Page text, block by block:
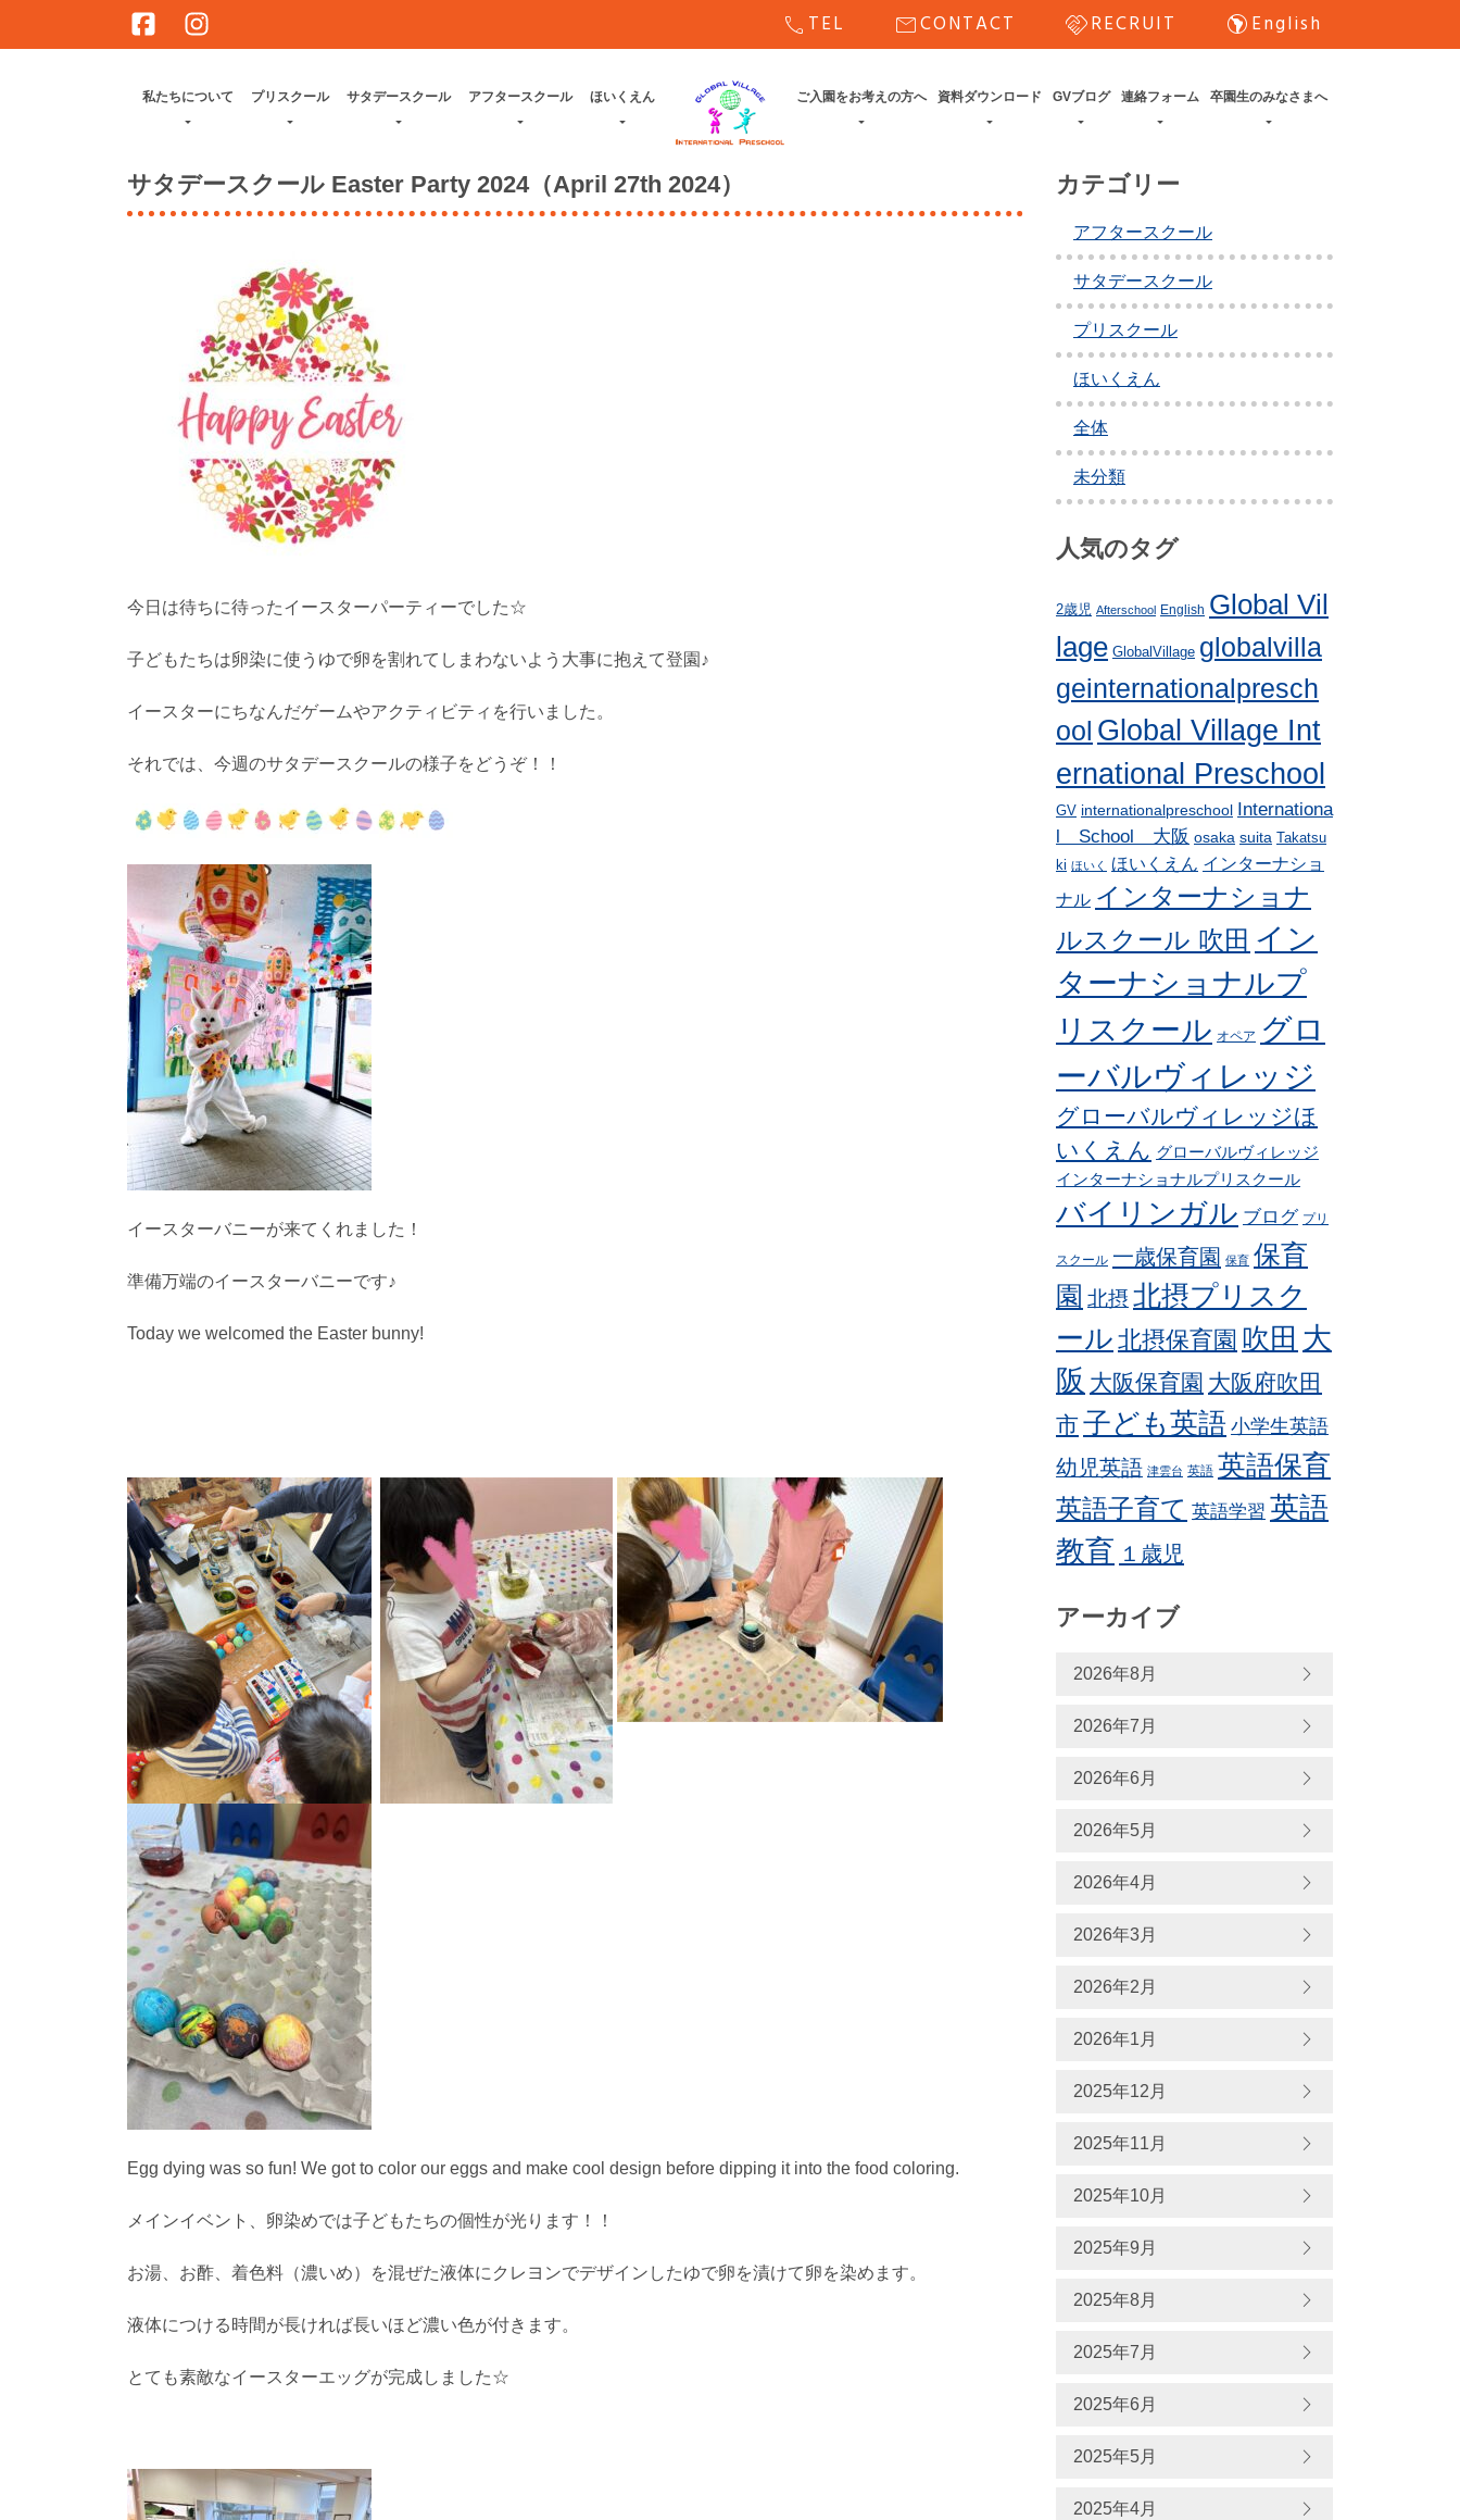
call TEL mailCONTACT handshakeRECRUIT south_americaEnglish
私たちについて プリスクール サタデースクール アフタースクール ほいくえん ご入園をお考えの方へ 資料ダウンロード GVブログ 連絡フォーム 卒園生のみなさまへ
サタデースクール Easter Party 2024（April 27th 2024）
今日は待ちに待ったイースターパーティーでした☆
子どもたちは卵染に使うゆで卵を割れてしまわないよう大事に抱えて登園♪
イースターにちなんだゲームやアクティビティを行いました。
それでは、今週のサタデースクールの様子をどうぞ！！
イースターバニーが来てくれました！
準備万端のイースターバニーです♪
Today we welcomed the Easter bunny!
Egg dying was so fun! We got to color our eggs and make cool design before dipping it into the food coloring.
メインイベント、卵染めでは子どもたちの個性が光ります！！
お湯、お酢、着色料（濃いめ）を混ぜた液体にクレヨンでデザインしたゆで卵を漬けて卵を染めます。
液体につける時間が長ければ長いほど濃い色が付きます。
とても素敵なイースターエッグが完成しました☆
カテゴリー
アフタースクール
サタデースクール
プリスクール
ほいくえん
全体
未分類
人気のタグ
2歳児 Afterschool English Global Vil
lage GlobalVillage globalvilla
geinternationalpresch
ool Global Village Int
ernational Preschool
GV internationalpreschool Internationa
l School 大阪 osaka suita Takatsu
ki ほいく ほいくえん インターナショ
ナル インターナショナ
ルスクール 吹田 イン
ターナショナルプ
リスクール オペア グロ
ーバルヴィレッジ
グローバルヴィレッジほ
いくえん グローバルヴィレッジ
インターナショナルプリスクール
バイリンガル ブログ プリ
スクール 一歳保育園 保育 保育
園 北摂 北摂プリスク
ール 北摂保育園 吹田 大
阪 大阪保育園 大阪府吹田
市子ども英語 小学生英語
幼児英語 津雲台 英語 英語保育
英語子育て 英語学習 英語
教育 １歳児
アーカイブ
2026年8月
2026年7月
2026年6月
2026年5月
2026年4月
2026年3月
2026年2月
2026年1月
2025年12月
2025年11月
2025年10月
2025年9月
2025年8月
2025年7月
2025年6月
2025年5月
2025年4月